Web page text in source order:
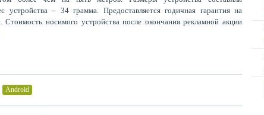
устройства – 34 грамма. Предоставляется годичная гарантия на
Стоимость носимого устройства после окончания рекламной акции
Android